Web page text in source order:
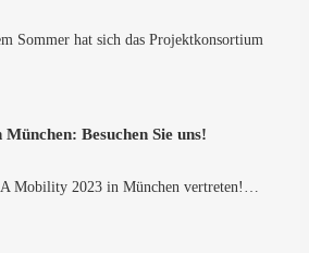
Som­mer hat sich das Pro­jekt­kon­sor­ti­um
Besu­chen Sie uns!
Mobi­li­ty 2023 in Mün­chen ver­tre­ten!…